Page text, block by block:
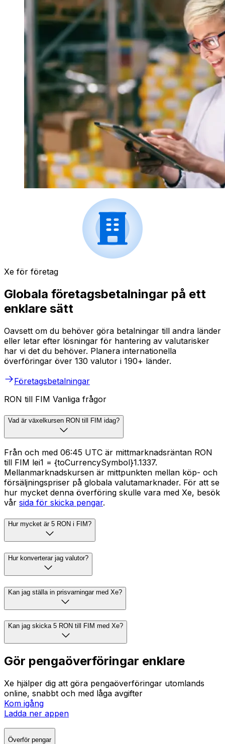
Xe för företag
Globala företagsbetalningar på ett
enklare sätt
Oavsett om du behöver göra betalningar till andra länder
eller letar efter lösningar för hantering av valutarisker
har vi det du behöver. Planera internationella
överföringar över 130 valutor i 190+ länder.
Företagsbetalningar
RON till FIM Vanliga frågor
Vad är växelkursen RON till FIM idag?
Från och med 06:45 UTC är mittmarknadsräntan RON
till FIM lei1 = {toCurrencySymbol}1.1337.
Mellanmarknadskursen är mittpunkten mellan köp- och
försäljningspriser på globala valutamarknader. För att se
hur mycket denna överföring skulle vara med Xe, besök
vår sida för skicka pengar.
Hur mycket är 5 RON i FIM?
Hur konverterar jag valutor?
Kan jag ställa in prisvarningar med Xe?
Kan jag skicka 5 RON till FIM med Xe?
Gör pengaöverföringar enklare
Xe hjälper dig att göra pengaöverföringar utomlands
online, snabbt och med låga avgifter
Kom igång
Ladda ner appen
Överför pengar